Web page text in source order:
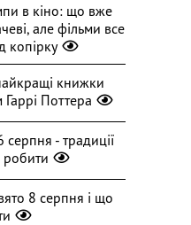
в кіно: що вже
але фільми все
копірку
книжки
Поттера
- традиції
8 серпня і що